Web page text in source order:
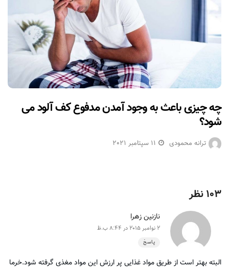
چه چیزی باعث به وجود آمدن مدفوع کف آلود می
شود؟
ترانه محمودی 11 سپتامبر 2021
103 نظر
نازنین زهرا
2 نوامبر 2015 در 8:44 ب.ظ
پاسخ
البته بهتر است از طریق مواد غذایی پر ارزش این مواد مغذی گرفته شود.خرما